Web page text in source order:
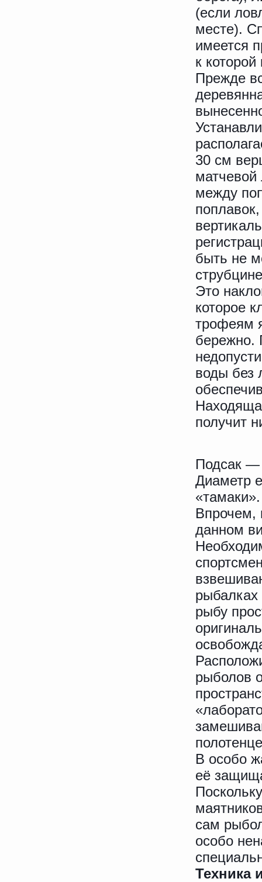
(если
месте).
имеется
к
Прежде
30 см
матчевой
между
быть не
Это
которое
трофеям
бережно.
воды без
получит
Подсак —
Диаметр
«тамаки».
Впрочем,
данном
рыбу
рыболов
В особо
её
сам
особо
Техника